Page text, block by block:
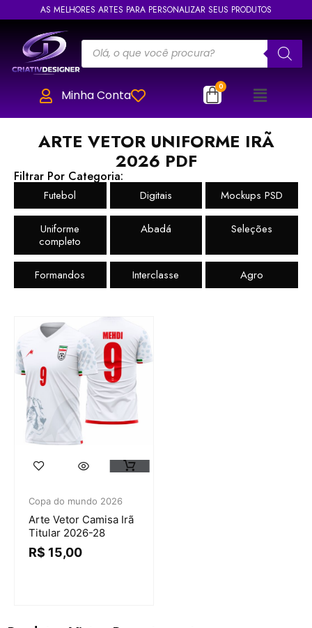
AS MELHORES ARTES PARA PERSONALIZAR SEUS PRODUTOS
Minha Conta
ARTE VETOR UNIFORME IRÃ
2026 PDF
Filtrar Por Categoria:
Futebol Digitais Mockups PSD
Uniforme
completo
Abadá Seleções
Formandos Interclasse Agro
Copa do mundo 2026
Arte Vetor Camisa Irã
Titular 2026-28
R$ 15,00